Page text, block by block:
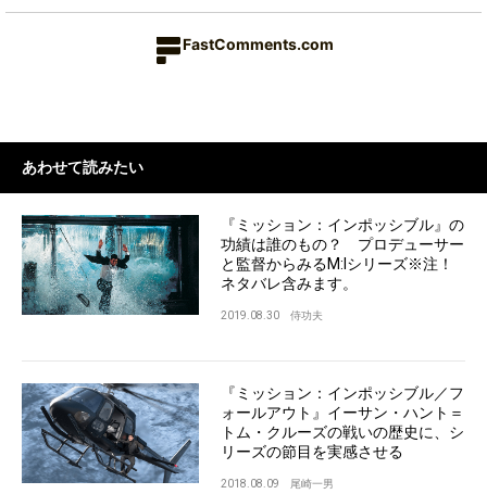
FastComments.com
あわせて読みたい
『ミッション：インポッシブル』の
功績は誰のもの？ プロデューサー
と監督からみるM:Iシリーズ※注！
ネタバレ含みます。
2019.08.30 侍功夫
『ミッション：インポッシブル／フ
ォールアウト』イーサン・ハント＝
トム・クルーズの戦いの歴史に、シ
リーズの節目を実感させる
2018.08.09 尾崎一男